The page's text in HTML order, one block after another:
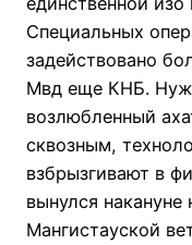
Специальных
задействовано
Мвд еще КНБ.
возлюбленный
сквозным,
взбрызгивают в
вынулся накануне
Мангистауской